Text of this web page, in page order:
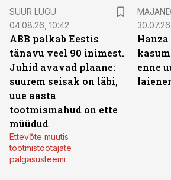
SUUR LUGU
04.08.26, 10:42
ABB palkab Eestis
tänavu veel 90 inimest.
Juhid avavad plaane:
suurem seisak on läbi,
uue aasta
tootmismahud on ette
müüdud
Ettevõte muutis
tootmistöötajate
palgasüsteemi
enne